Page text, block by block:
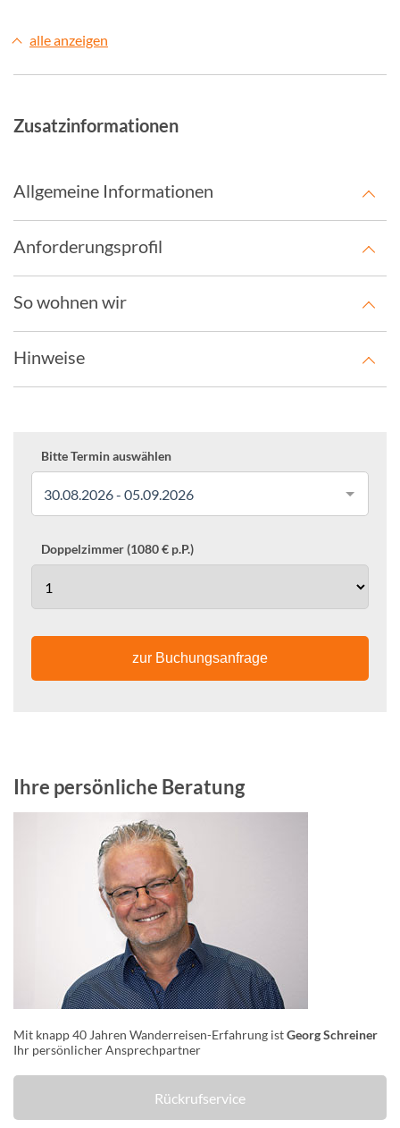
alle anzeigen
Zusatzinformationen
Allgemeine Informationen
Anforderungsprofil
So wohnen wir
Hinweise
Bitte Termin auswählen
30.08.2026 - 05.09.2026
Doppelzimmer (1080 € p.P.)
zur Buchungsanfrage
Ihre persönliche Beratung
Mit knapp 40 Jahren Wanderreisen-Erfahrung istGeorg Schreiner
Ihr persönlicher Ansprechpartner
Rückrufservice